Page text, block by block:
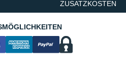
ZUSATZKOSTEN